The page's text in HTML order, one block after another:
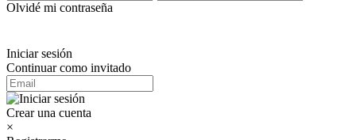
Olvidé mi contraseña
Iniciar sesión
Continuar como invitado
Crear una cuenta
×